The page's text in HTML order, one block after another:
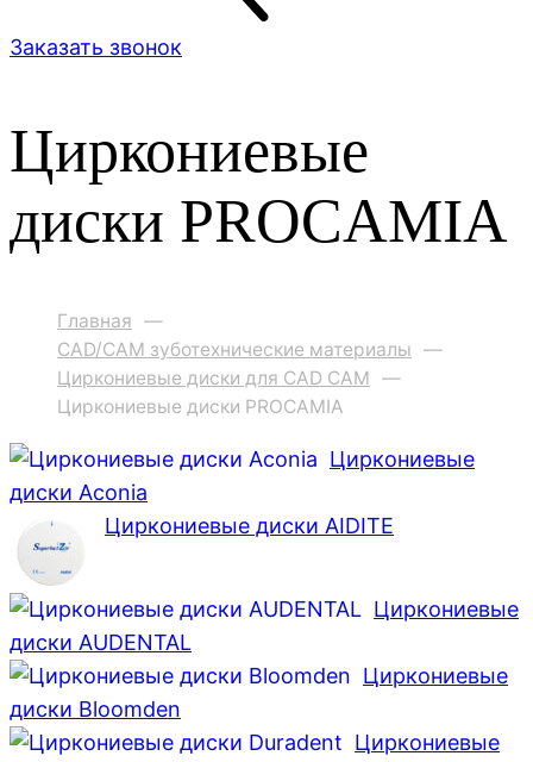
Заказать звонок
Циркониевые
диски PROCAMIA
Главная —
CAD/CAM зуботехнические материалы —
Циркониевые диски для CAD CAM —
Циркониевые диски PROCAMIA
Циркониевые
диски Aconia
Циркониевые диски AIDITE
Циркониевые
диски AUDENTAL
Циркониевые
диски Bloomden
Циркониевые